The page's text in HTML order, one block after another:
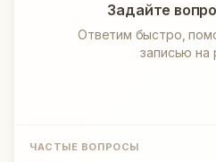
Задайте
Ответим быстро,
записью на
ЧАСТЫЕ ВОПРОСЫ